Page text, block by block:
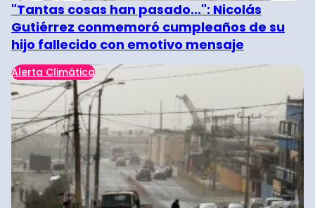
"Tantas cosas han pasado...": Nicolás
Gutiérrez conmemoró cumpleaños de su
hijo fallecido con emotivo mensaje
Alerta Climática